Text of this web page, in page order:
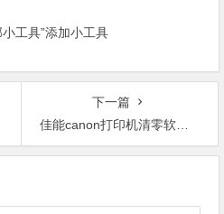
小工具”添加小工具
下一篇
佳能canon打印机清零软件mptool